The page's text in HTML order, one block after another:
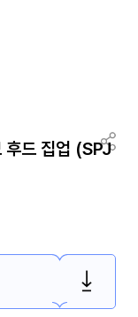
드 집업 (SPJ